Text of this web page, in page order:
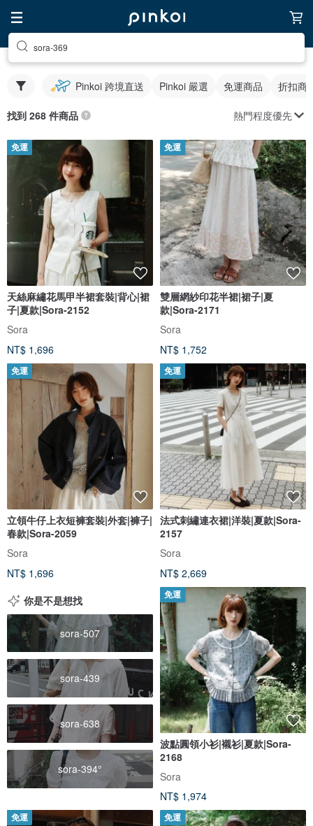
sora-369
Pinkoi 跨境直送 Pinkoi 嚴選 免運商品 折扣商
找到 268 件商品 熱門程度優先
免運
天絲麻繡花馬甲半裙套裝|背心|裙
子|夏款|Sora-2152
Sora
NT$ 1,696
免運
雙層網紗印花半裙|裙子|夏
款|Sora-2171
Sora
NT$ 1,752
免運
立領牛仔上衣短褲套裝|外套|褲子|
春款|Sora-2059
Sora
NT$ 1,696
免運
法式刺繡連衣裙|洋裝|夏款|Sora-
2157
Sora
NT$ 2,669
你是不是想找
sora-507
sora-439
sora-638
sora-394°
免運
波點圓領小衫|襯衫|夏款|Sora-
2168
Sora
NT$ 1,974
免運 免運